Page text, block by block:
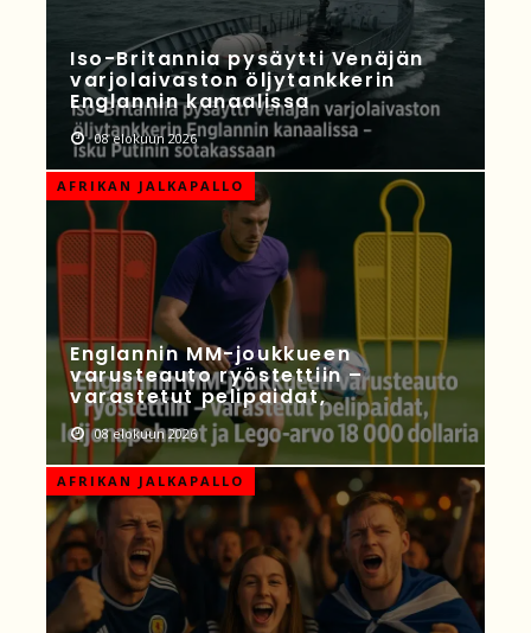
Iso-Britannia pysäytti Venäjän
varjolaivaston öljytankkerin
Englannin kanaalissa
08 elokuun 2026
AFRIKAN JALKAPALLO
Englannin MM-joukkueen
varusteauto ryöstettiin –
varastetut pelipaidat,
08 elokuun 2026
AFRIKAN JALKAPALLO